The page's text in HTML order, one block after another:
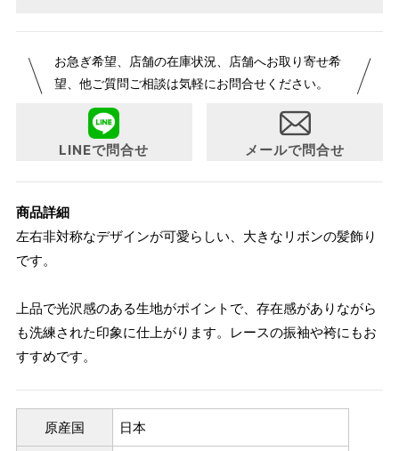
お急ぎ希望、店舗の在庫状況、店舗へお取り寄せ希
望、他ご質問ご相談は気軽にお問合せください。
LINEで問合せ メールで問合せ
商品詳細
左右非対称なデザインが可愛らしい、大きなリボンの髪飾り
です。
上品で光沢感のある生地がポイントで、存在感がありながら
も洗練された印象に仕上がります。レースの振袖や袴にもお
すすめです。
原産国 日本